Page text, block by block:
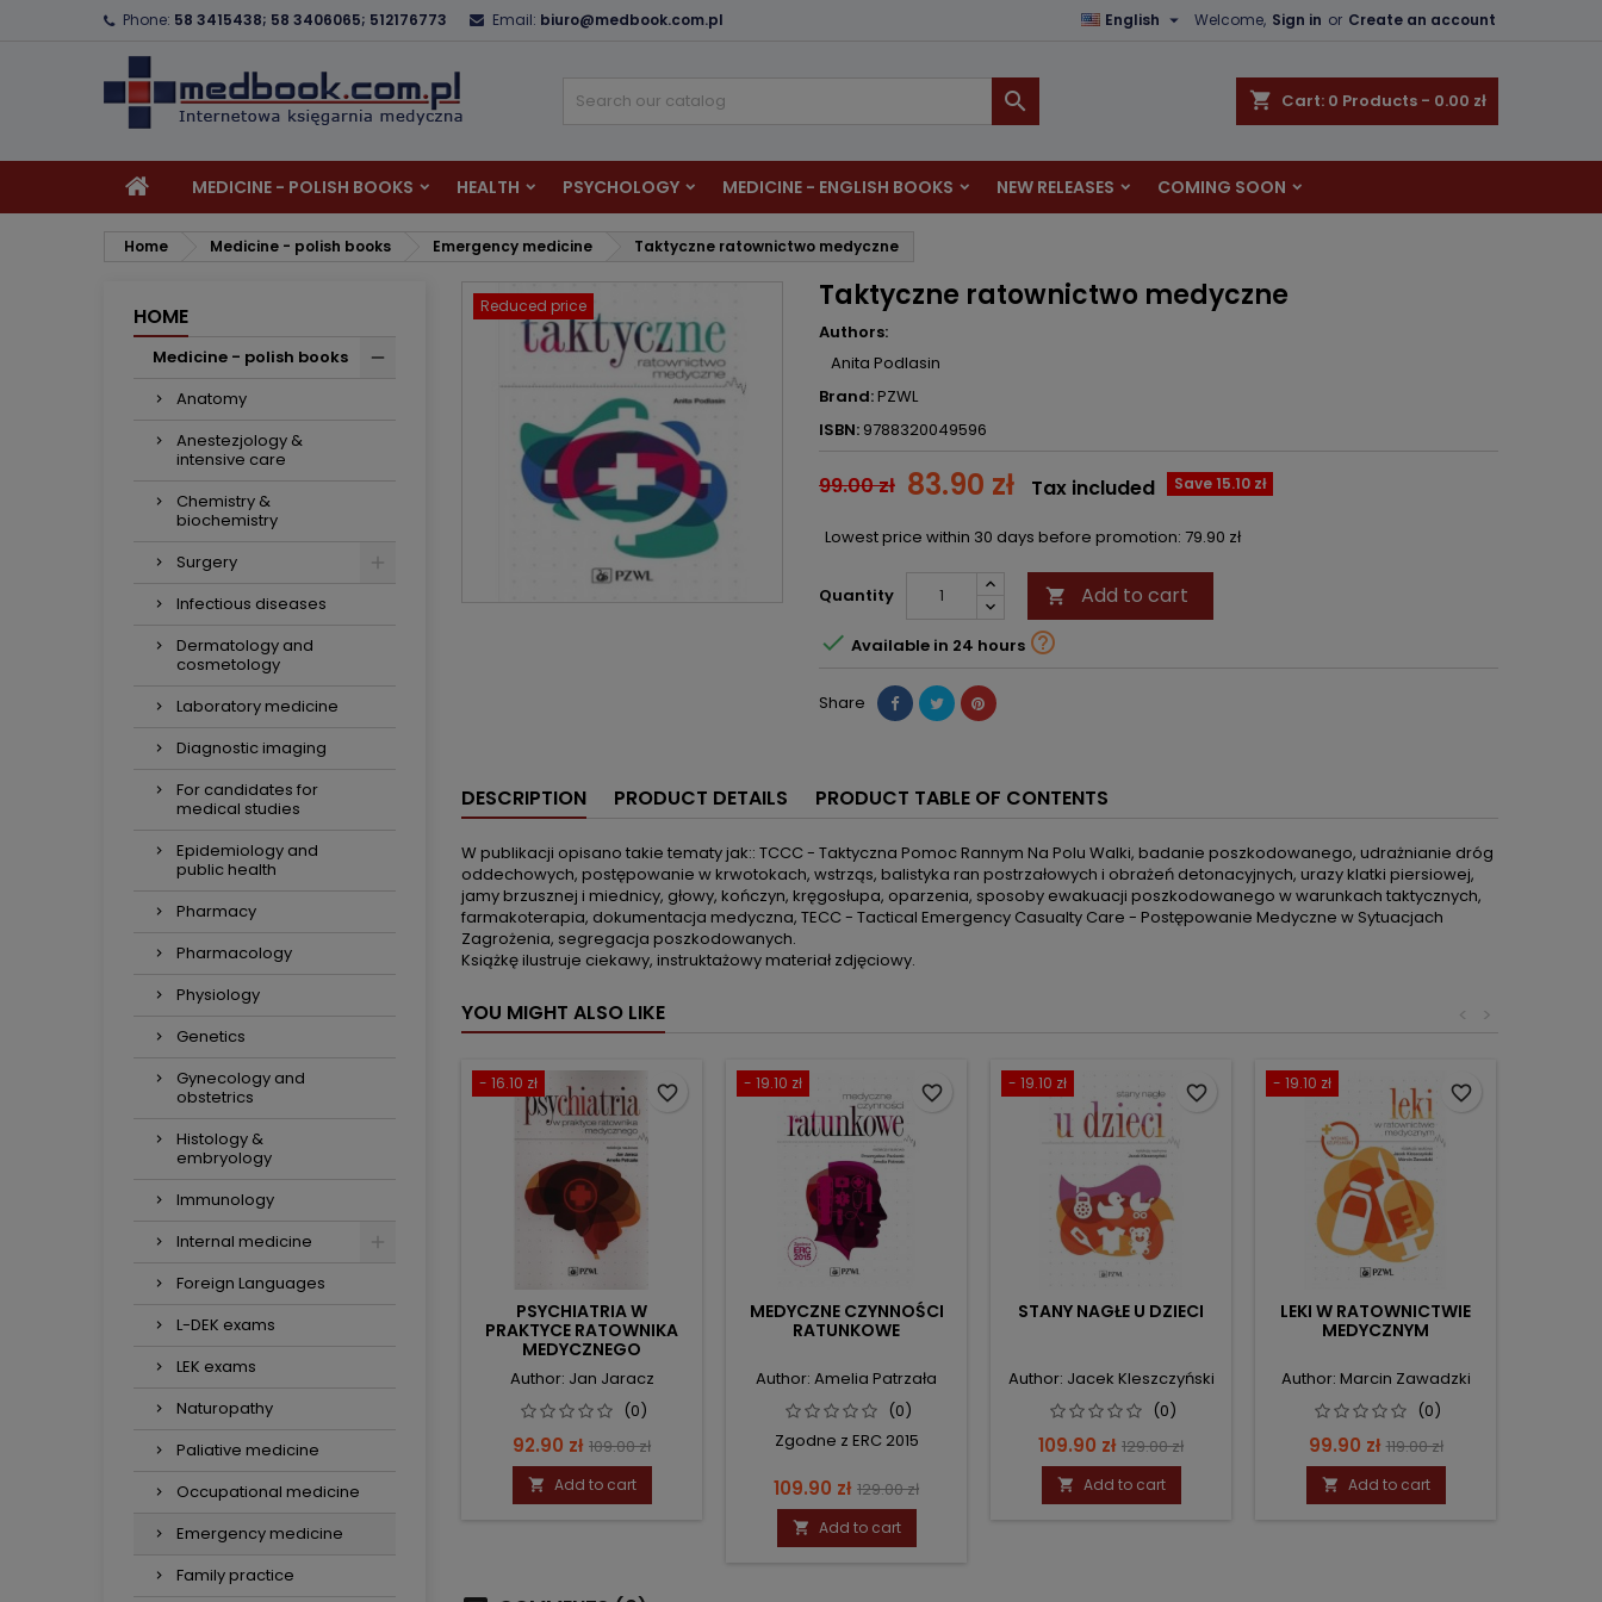
Phone: 58 3415438; 58 3406065; 512176773 Email: biuro@medbook.com.pl Welcome, Sign in or Create an account
English 
shopping_cart Cart: 0 Products - 0.00 zł

MEDICINE - POLISH BOOKS HEALTH PSYCHOLOGY MEDICINE - ENGLISH BOOKS NEW RELEASES COMING SOON
Home Medicine - polish books Emergency medicine Taktyczne ratownictwo medyczne
HOME
Medicine - polish books
Anatomy
Anestezjology &
intensive care
Chemistry &
biochemistry
Surgery
Infectious diseases
Dermatology and
cosmetology
Laboratory medicine
Diagnostic imaging
For candidates for
medical studies
Epidemiology and
public health
Pharmacy
Pharmacology
Physiology
Genetics
Gynecology and
obstetrics
Histology &
embryology
Immunology
Internal medicine
Foreign Languages
L-DEK exams
LEK exams
Naturopathy
Paliative medicine
Occupational medicine
Emergency medicine
Family practice
Reduced price Taktyczne ratownictwo medyczne
Authors:
Anita Podlasin
Brand:PZWL
ISBN: 9788320049596
99.00 zł 83.90 zł Save 15.10 zł
Tax included
Lowest price within 30 days before promotion: 79.90 zł
Quantity  Add to cart
 Available in 24 hours 
Share
DESCRIPTION PRODUCT DETAILS PRODUCT TABLE OF CONTENTS
W publikacji opisano takie tematy jak:: TCCC - Taktyczna Pomoc Rannym Na Polu Walki, badanie poszkodowanego, udrażnianie dróg
oddechowych, postępowanie w krwotokach, wstrząs, balistyka ran postrzałowych i obrażeń detonacyjnych, urazy klatki piersiowej,
jamy brzusznej i miednicy, głowy, kończyn, kręgosłupa, oparzenia, sposoby ewakuacji poszkodowanego w warunkach taktycznych,
farmakoterapia, dokumentacja medyczna, TECC - Tactical Emergency Casualty Care - Postępowanie Medyczne w Sytuacjach
Zagrożenia, segregacja poszkodowanych.
Książkę ilustruje ciekawy, instruktażowy materiał zdjęciowy.
YOU MIGHT ALSO LIKE >
<
- 16.10 zł
PSYCHIATRIA W
PRAKTYCE RATOWNIKA
MEDYCZNEGO
Author: Jan Jaracz
(0)
Price
92.90 zł Regular
price
109.00 zł
 Add to cart
favorite_border - 19.10 zł
MEDYCZNE CZYNNOŚCI
RATUNKOWE
Author: Amelia Patrzała
(0)
Zgodne z ERC 2015
Price
109.90 zł Regular
price
129.00 zł
 Add to cart
favorite_border - 19.10 zł
STANY NAGŁE U DZIECI
Author: Jacek Kleszczyński
(0)
Price
109.90 zł Regular
price
129.00 zł
 Add to cart
favorite_border - 19.10 zł
LEKI W RATOWNICTWIE
MEDYCZNYM
Author: Marcin Zawadzki
(0)
Price
99.90 zł Regular
price
119.00 zł
 Add to cart
favorite_border
Cancel
You need to be logged in to save products in your wishlist.